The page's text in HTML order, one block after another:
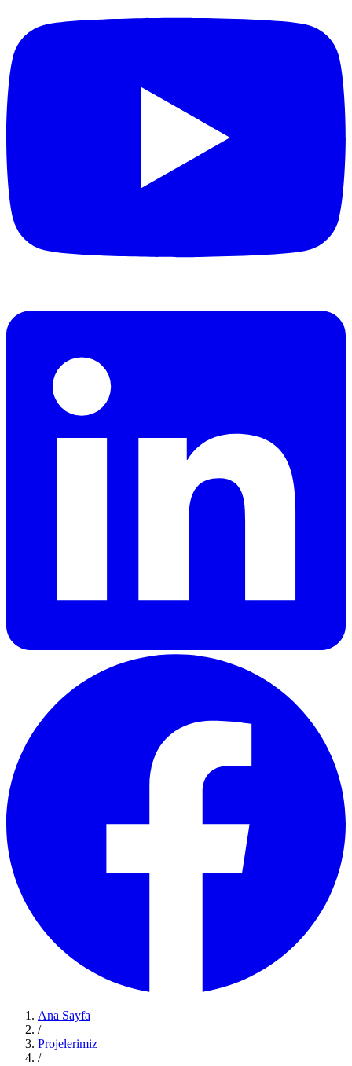
Ana Sayfa
/
Projelerimiz
/